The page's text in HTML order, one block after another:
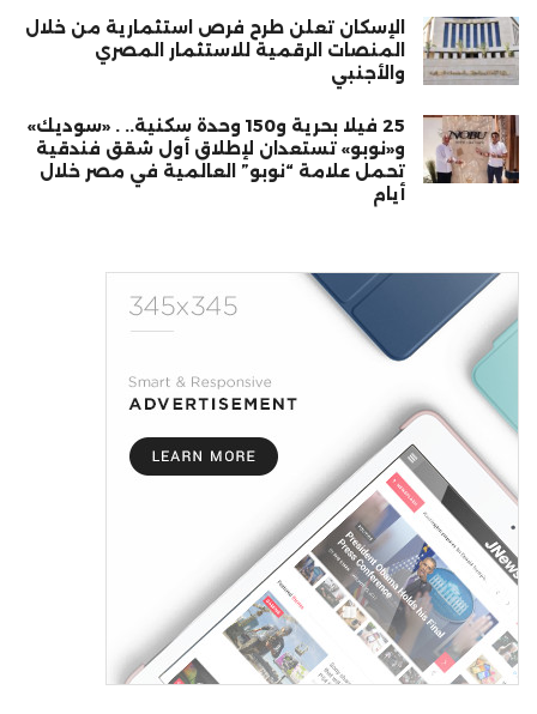
الإسكان تعلن طرح فرص استثمارية من خلال
المنصات الرقمية للاستثمار المصري
والأجنبي
25 فيلا بحرية و150 وحدة سكنية.. . «سوديك»
و«نوبو» تستعدان لإطلاق أول شقق فندقية
تحمل علامة “نوبو” العالمية في مصر خلال
أيام